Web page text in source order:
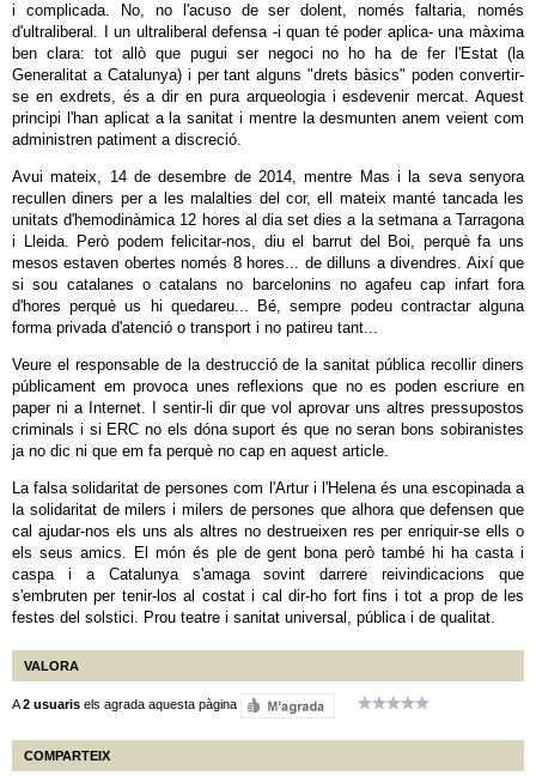
i complicada. No, no l'acuso de ser dolent, només faltaria, només
d'ultraliberal. I un ultraliberal defensa -i quan té poder aplica- una màxima
ben clara: tot allò que pugui ser negoci no ho ha de fer l'Estat (la
Generalitat a Catalunya) i per tant alguns "drets bàsics" poden convertir-
se en exdrets, és a dir en pura arqueologia i esdevenir mercat. Aquest
principi l'han aplicat a la sanitat i mentre la desmunten anem veient com
administren patiment a discreció.
Avui mateix, 14 de desembre de 2014, mentre Mas i la seva senyora
recullen diners per a les malalties del cor, ell mateix manté tancada les
unitats d'hemodinàmica 12 hores al dia set dies a la setmana a Tarragona
i Lleida. Però podem felicitar-nos, diu el barrut del Boi, perquè fa uns
mesos estaven obertes només 8 hores... de dilluns a divendres. Així que
si sou catalanes o catalans no barcelonins no agafeu cap infart fora
d'hores perquè us hi quedareu... Bé, sempre podeu contractar alguna
forma privada d'atenció o transport i no patireu tant...
Veure el responsable de la destrucció de la sanitat pública recollir diners
públicament em provoca unes reflexions que no es poden escriure en
paper ni a Internet. I sentir-li dir que vol aprovar uns altres pressupostos
criminals i si ERC no els dóna suport és que no seran bons sobiranistes
ja no dic ni que em fa perquè no cap en aquest article.
La falsa solidaritat de persones com l'Artur i l'Helena és una escopinada a
la solidaritat de milers i milers de persones que alhora que defensen que
cal ajudar-nos els uns als altres no destrueixen res per enriquir-se ells o
els seus amics. El món és ple de gent bona però també hi ha casta i
caspa i a Catalunya s'amaga sovint darrere reivindicacions que
s'embruten per tenir-los al costat i cal dir-ho fort fins i tot a prop de les
festes del solstici. Prou teatre i sanitat universal, pública i de qualitat.
VALORA
A2 usuaris els agrada aquesta pàgina
COMPARTEIX